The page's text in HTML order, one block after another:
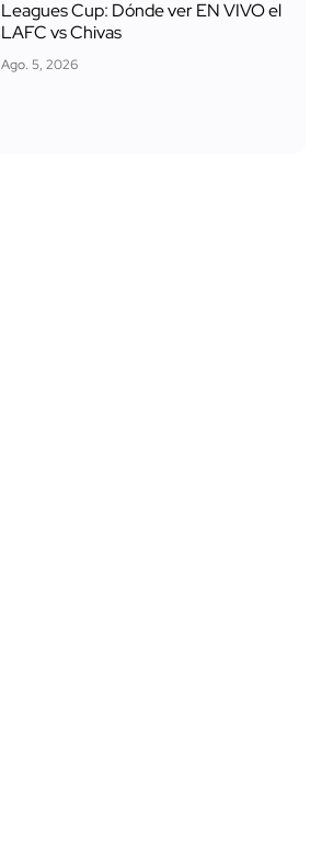
Leagues Cup: Dónde ver EN VIVO el
LAFC vs Chivas
Ago. 5, 2026